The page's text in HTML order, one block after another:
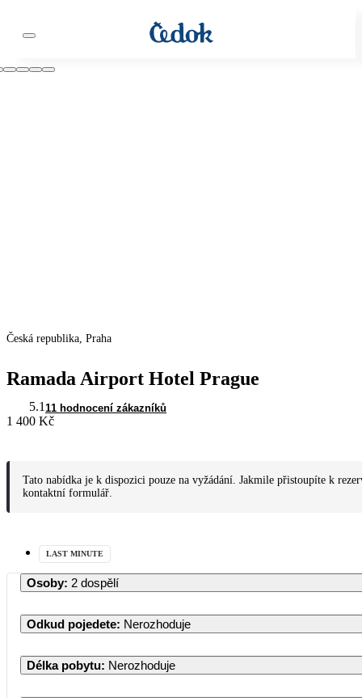
Česká republika, Praha
Ramada Airport Hotel Prague
5.1 11 hodnocení zákazníků
1 400 Kč
Tato nabídka je k dispozici pouze na vyžádání. Jakmile přistoupíte k
kontaktní formulář.
LAST MINUTE
Osoby: 2 dospělí
Odkud pojedete: Nerozhoduje
Délka pobytu: Nerozhoduje